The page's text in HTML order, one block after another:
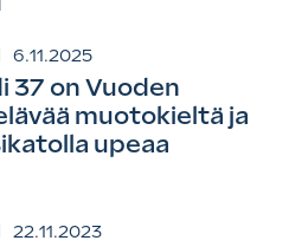
6.11.2025
37 on Vuoden
muotokieltä ja
upeaa
22.11.2023